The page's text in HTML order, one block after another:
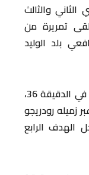
والثالث
32، حيث تلقى تمريرة من
بلد الوليد
ووقع بنزيما على الهاتريك الشخصي له في الدقيقة 36،
زميله رودريجو
الرابع